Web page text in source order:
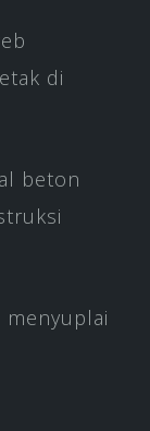
di
beton
menyuplai